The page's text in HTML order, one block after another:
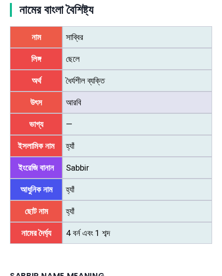
নামের বাংলা বৈশিষ্ট্য
নাম সাব্বির
লিঙ্গ ছেলে
অর্থ ধৈর্যশীল ব্যক্তি
উৎস আরবি
ভাগ্য —
ইসলামিক নাম হ্যাঁ
ইংরেজি বানান Sabbir
আধুনিক নাম হ্যাঁ
ছোট নাম হ্যাঁ
নামের দৈর্ঘ্য 4 বর্ন এবং 1 শব্দ